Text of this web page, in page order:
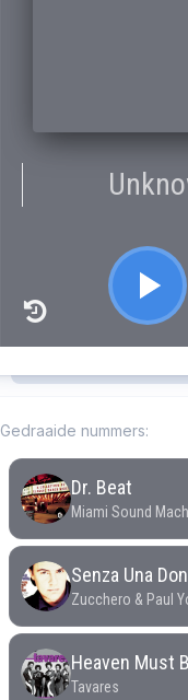
Gedraaide nummers: